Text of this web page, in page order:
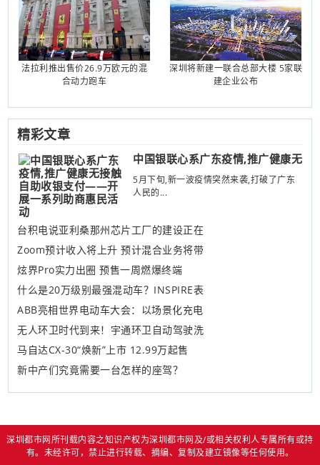
法拉利推出售价26.9万欧元的混
合动力跑车
深圳将新建一联合总部大楼 5家联
建企业公布
精彩文章
中国银联心系广东疫情,推广健康无
5月下旬,新一波疫情突然来袭,打破了广东
人民的...
台积电说亚利桑那州芯片工厂的建设正在
Zoom预计收入将上升 预计混合业务将带
炫界Pro实力出圈 预售一周燃爆终端
什么是20万级别最强混动车？INSPIRE表
ABB亮相世界电动车大会：以场景化充电
无人环卫时代到来！宇通环卫自动驾驶洗
马自达CX-30“焕新”上市 12.99万起售
新中产们究竟需要一台怎样的座驾？
深圳都市网所刊载内容之知识产权为深圳都市网及/或相关权利人专属所有或持
有。未经许可，禁止进行转载、摘编、复制及建立镜像等任何使用。